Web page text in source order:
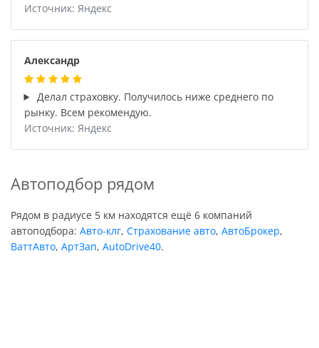
Источник: Яндекс
Александр
Делал страховку. Получилось ниже среднего по
рынку. Всем рекомендую.
Источник: Яндекс
Автоподбор рядом
Рядом в радиусе 5 км находятся ещё 6 компаний
автоподбора: Авто-клг, Страхование авто, АвтоБрокер,
ВаттАвто, АртЗап, AutoDrive40.